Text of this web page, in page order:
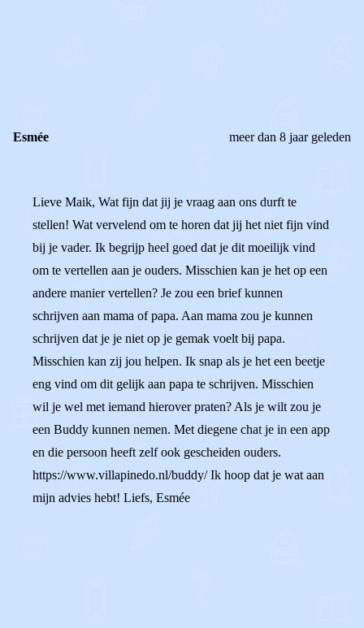
Esmée meer dan 8 jaar geleden
Lieve Maik, Wat fijn dat jij je vraag aan ons durft te
stellen! Wat vervelend om te horen dat jij het niet fijn vind
bij je vader. Ik begrijp heel goed dat je dit moeilijk vind
om te vertellen aan je ouders. Misschien kan je het op een
andere manier vertellen? Je zou een brief kunnen
schrijven aan mama of papa. Aan mama zou je kunnen
schrijven dat je je niet op je gemak voelt bij papa.
Misschien kan zij jou helpen. Ik snap als je het een beetje
eng vind om dit gelijk aan papa te schrijven. Misschien
wil je wel met iemand hierover praten? Als je wilt zou je
een Buddy kunnen nemen. Met diegene chat je in een app
en die persoon heeft zelf ook gescheiden ouders.
https://www.villapinedo.nl/buddy/ Ik hoop dat je wat aan
mijn advies hebt! Liefs, Esmée